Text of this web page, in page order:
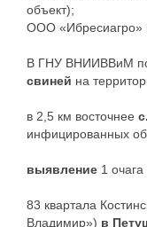
объект);
ООО «Ибресиагро»
В ГНУ ВНИИВВиМ
свиней на
в 2,5 км восточнее
инфицированных
выявление 1
83 квартала
Владимир») в